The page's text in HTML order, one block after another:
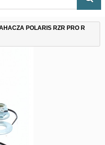
POLARIS RZR PRO R